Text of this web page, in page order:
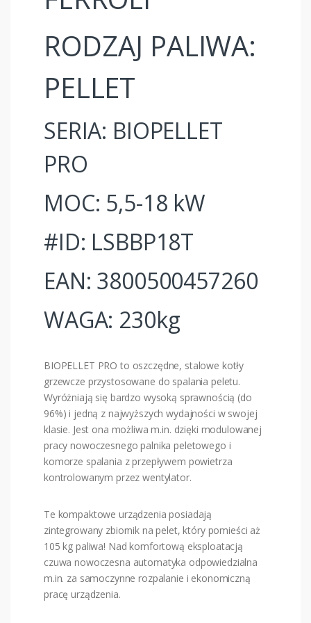
RODZAJ PALIWA:
PELLET
SERIA: BIOPELLET
PRO
MOC: 5,5-18 kW
#ID: LSBBP18T
EAN: 3800500457260
WAGA: 230kg
BIOPELLET PRO to oszczędne, stalowe kotły
grzewcze przystosowane do spalania peletu.
Wyróżniają się bardzo wysoką sprawnością (do
96%) i jedną z najwyższych wydajności w swojej
klasie. Jest ona możliwa m.in. dzięki modulowanej
pracy nowoczesnego palnika peletowego i
komorze spalania z przepływem powietrza
kontrolowanym przez wentylator.
Te kompaktowe urządzenia posiadają
zintegrowany zbiornik na pelet, który pomieści aż
105 kg paliwa! Nad komfortową eksploatacją
czuwa nowoczesna automatyka odpowiedzialna
m.in. za samoczynne rozpalanie i ekonomiczną
pracę urządzenia.